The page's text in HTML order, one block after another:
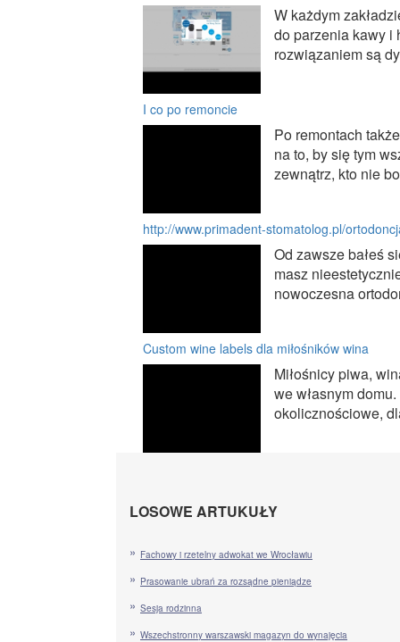
W każdym
do parzenia kawy i
rozwiązaniem są
I co po remoncie
Po remontach
na to, by się tym
zewnątrz, kto nie
http://www.primadent-stomatolog.pl/
Od zawsze bałeś
masz
nowoczesna
Custom wine labels dla miłośników wina
Miłośnicy piwa,
we własnym
okolicznościowe,
LOSOWE ARTUKUŁY
Fachowy i rzetelny adwokat we Wrocławiu
Prasowanie ubrań za rozsądne pieniądze
Sesja rodzinna
Wszechstronny warszawski magazyn do wynajęcia